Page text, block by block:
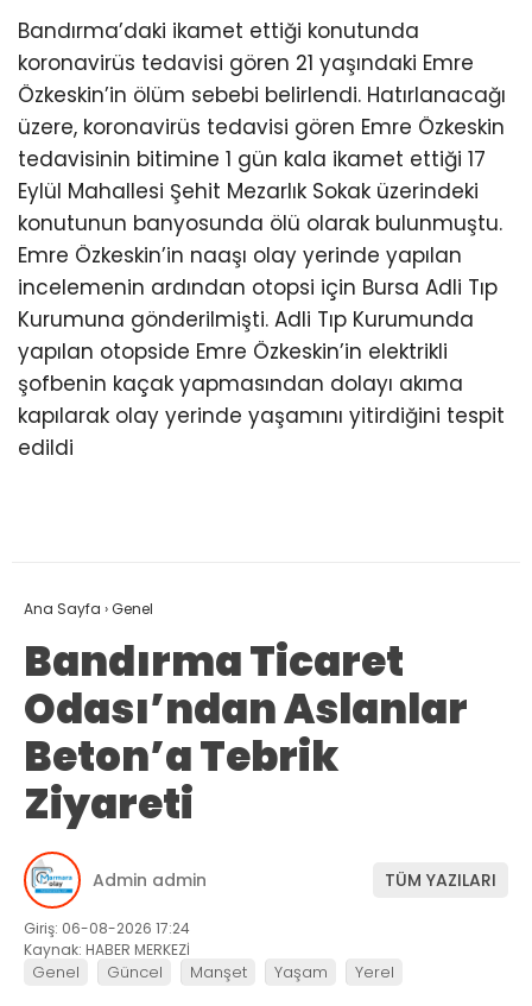
Bandırma’daki ikamet ettiği konutunda
koronavirüs tedavisi gören 21 yaşındaki Emre
Özkeskin’in ölüm sebebi belirlendi. Hatırlanacağı
üzere, koronavirüs tedavisi gören Emre Özkeskin
tedavisinin bitimine 1 gün kala ikamet ettiği 17
Eylül Mahallesi Şehit Mezarlık Sokak üzerindeki
konutunun banyosunda ölü olarak bulunmuştu.
Emre Özkeskin’in naaşı olay yerinde yapılan
incelemenin ardından otopsi için Bursa Adli Tıp
Kurumuna gönderilmişti. Adli Tıp Kurumunda
yapılan otopside Emre Özkeskin’in elektrikli
şofbenin kaçak yapmasından dolayı akıma
kapılarak olay yerinde yaşamını yitirdiğini tespit
edildi
Ana Sayfa ›Genel
Bandırma Ticaret
Odası’ndan Aslanlar
Beton’a Tebrik
Ziyareti
Admin admin TÜM YAZILARI
Giriş: 06-08-2026 17:24
Kaynak: HABER MERKEZİ
Genel Güncel Manşet Yaşam Yerel